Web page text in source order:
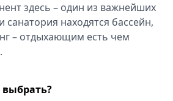
здесь – один из важнейших
санатория находятся бассейн,
– отдыхающим есть чем